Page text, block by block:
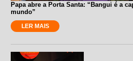
Papa abre a Porta Santa: “Bangui é a
mundo”
LER MAIS